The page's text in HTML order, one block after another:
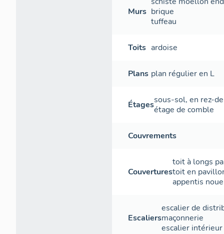
Murs brique
tuffeau
Toits ardoise
Plans plan régulier en L
Étagessous-sol, en rez-
étage de comble
Couvrements
Couvertures
toit à longs
toit en
appentis noue
Escaliers
escalier de
maçonnerie
escalier intérieur